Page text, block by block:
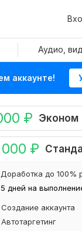
Аудио,
аккаунте!
₽ Эконом
000 ₽
5 дней на
Доработка до 100%
Создание аккаунта
Автотаргетинг